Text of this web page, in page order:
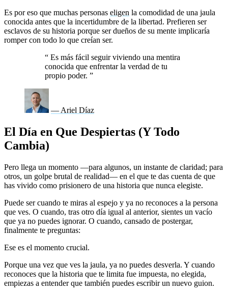
Es por eso que muchas personas eligen la comodidad de una jaula
conocida antes que la incertidumbre de la libertad. Prefieren ser
esclavos de su historia porque ser dueños de su mente implicaría
romper con todo lo que creían ser.
“ Es más fácil seguir viviendo una mentira
conocida que enfrentar la verdad de tu
propio poder. ”
— Ariel Díaz
El Día en Que Despiertas (Y Todo
Cambia)
Pero llega un momento —para algunos, un instante de claridad; para
otros, un golpe brutal de realidad— en el que te das cuenta de que
has vivido como prisionero de una historia que nunca elegiste.
Puede ser cuando te miras al espejo y ya no reconoces a la persona
que ves. O cuando, tras otro día igual al anterior, sientes un vacío
que ya no puedes ignorar. O cuando, cansado de postergar,
finalmente te preguntas:
Ese es el momento crucial.
Porque una vez que ves la jaula, ya no puedes desverla. Y cuando
reconoces que la historia que te limita fue impuesta, no elegida,
empiezas a entender que también puedes escribir un nuevo guion.